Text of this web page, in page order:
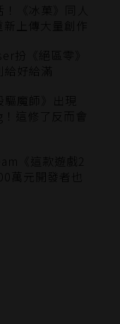
《冰菓》同人
上傳大量創作
扮《絕區零》
給好給滿
驅魔師》出現
這修了反而會
《這款遊戲2
萬元開發者也